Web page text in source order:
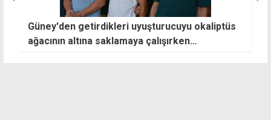
Güney'den getirdikleri uyuşturucuyu okaliptüs
ağacının altına saklamaya çalışırken